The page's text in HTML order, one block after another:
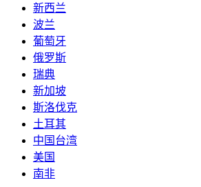
新西兰
波兰
葡萄牙
俄罗斯
瑞典
新加坡
斯洛伐克
土耳其
中国台湾
美国
南非